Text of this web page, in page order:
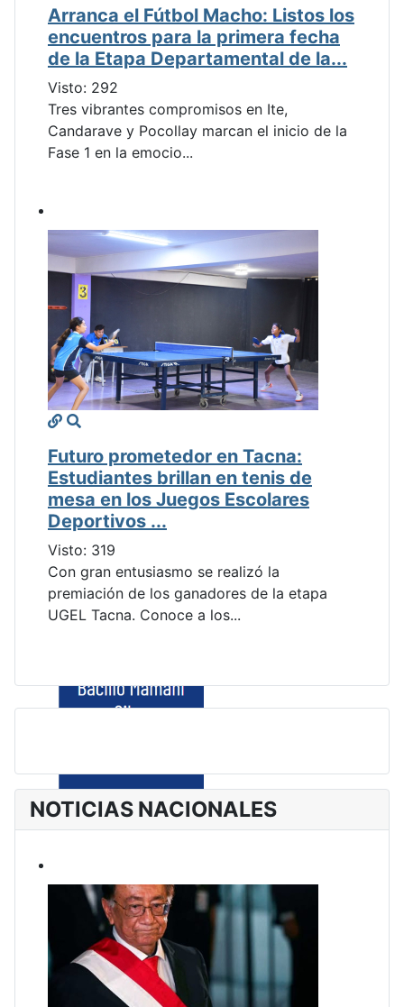
Arranca el Fútbol Macho: Listos los
encuentros para la primera fecha
de la Etapa Departamental de la...
Visto: 292
Tres vibrantes compromisos en Ite,
Candarave y Pocollay marcan el inicio de la
Fase 1 en la emocio...
Futuro prometedor en Tacna:
Estudiantes brillan en tenis de
mesa en los Juegos Escolares
Deportivos ...
Visto: 319
Con gran entusiasmo se realizó la
premiación de los ganadores de la etapa
UGEL Tacna. Conoce a los...